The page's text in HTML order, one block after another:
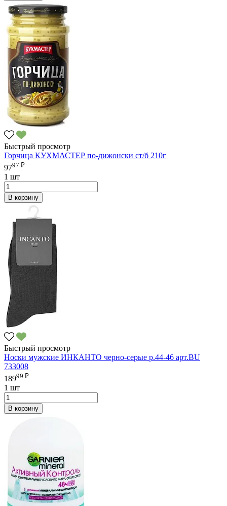
Быстрый просмотр
Горчица КУХМАСТЕР по-дижонски ст/б 210г
9797 ₽
1 шт
В корзину
Быстрый просмотр
Носки мужские ИНКАНТО черно-серые р.44-46 арт.BU
733008
18999 ₽
1 шт
В корзину